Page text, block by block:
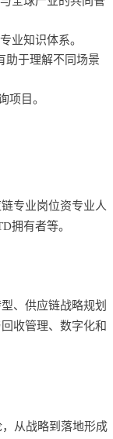
业知识体系。
助于理解不同场景
项目。
专业岗位资专业人
拥有者等。
、供应链战略规划
收管理、数字化和
从战略到落地形成